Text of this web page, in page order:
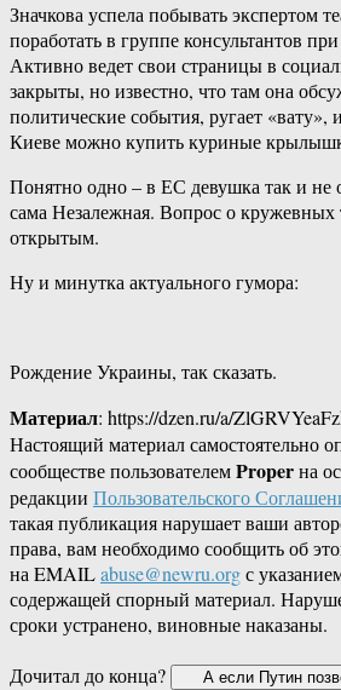
Значкова успела побывать экспертом
поработать в группе консультантов
Активно ведет свои страницы в
закрыты, но известно, что там она
политические события, ругает «вату»,
Киеве можно купить куриные
Понятно одно – в ЕС девушка так и не
сама Незалежная. Вопрос о кружевных
открытым.
Ну и минутка актуального гумора:
Рождение Украины, так сказать.
Материал: https://dzen.ru/a/
Настоящий материал самостоятельно
сообществе пользователемProperна
редакции Пользовательского
такая публикация нарушает ваши
права, вам необходимо сообщить об
на EMAILabuse@newru.orgс
содержащей спорный материал.
сроки устранено, виновные наказаны.
Дочитал до конца?